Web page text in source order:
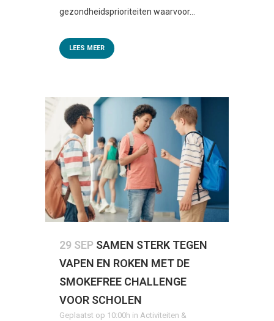
gezondheidsprioriteiten waarvoor...
LEES MEER
29 SEP SAMEN STERK TEGEN
VAPEN EN ROKEN MET DE
SMOKEFREE CHALLENGE
VOOR SCHOLEN
Geplaatst op 10:00h in Activiteiten &